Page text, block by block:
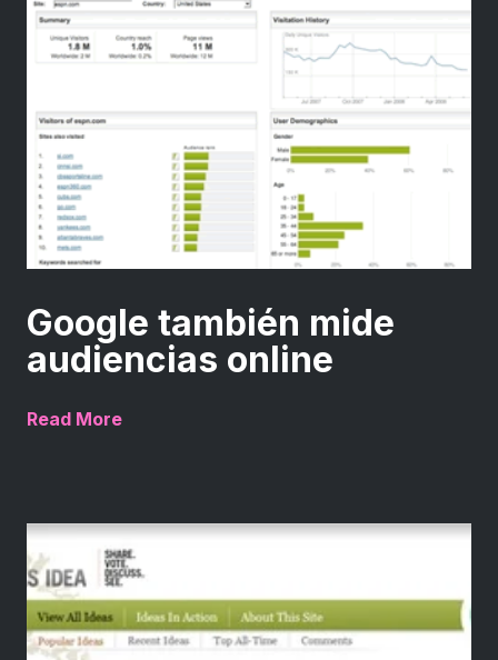
Google también mide
audiencias online
Read More